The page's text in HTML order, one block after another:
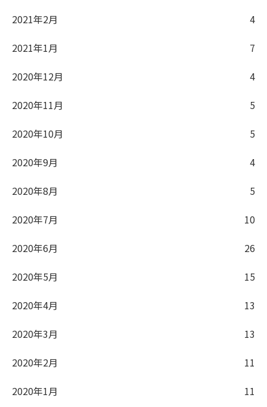
2021年2月
4
2021年1月
7
2020年12月
4
2020年11月
5
2020年10月
5
2020年9月
4
2020年8月
5
2020年7月
10
2020年6月
26
2020年5月
15
2020年4月
13
2020年3月
13
2020年2月
11
2020年1月
11